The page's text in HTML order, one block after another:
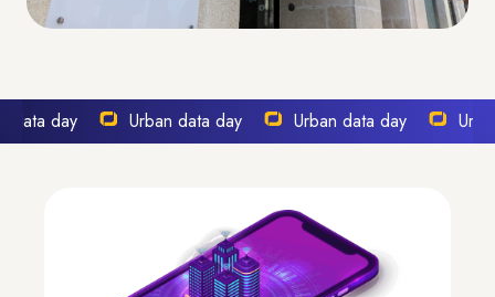
day Urban data day Urban data day